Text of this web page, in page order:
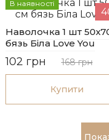
В наявності
Наволочка 1 шт
бязь Біла Love You
102 грн 168 грн
Купити